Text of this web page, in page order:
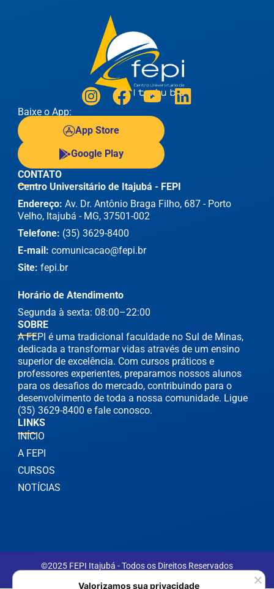
Baixe o App:
App Store
Google Play
SOBRE
A FEPI é uma tradicional faculdade no Sul de Minas,
dedicada a transformar vidas através de um ensino
superior de excelência. Com cursos práticos e
professores experientes, preparamos nossos alunos
para os desafios do mercado, contribuindo para o
desenvolvimento de toda a nossa comunidade. Ligue
(35) 3629-8400 e fale conosco.
LINKS
INÍCIO
A FEPI
CURSOS
NOTÍCIAS
CONTATO
Centro Universitário de Itajubá - FEPI
Endereço: Av. Dr. Antônio Braga Filho, 687 - Porto
Velho, Itajubá - MG, 37501-002
Telefone: (35) 3629-8400
E-mail: comunicacao@fepi.br
Site: fepi.br
Horário de Atendimento
Segunda à sexta: 08:00–22:00
©2025 FEPI Itajubá - Todos os Direitos Reservados
Valorizamos sua privacidade